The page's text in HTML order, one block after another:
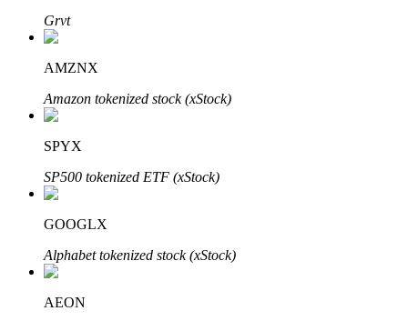
Inversión automática
Grvt
AMZNX
Amazon tokenized stock (xStock)
SPYX
SP500 tokenized ETF (xStock)
GOOGLX
Alphabet tokenized stock (xStock)
AEON